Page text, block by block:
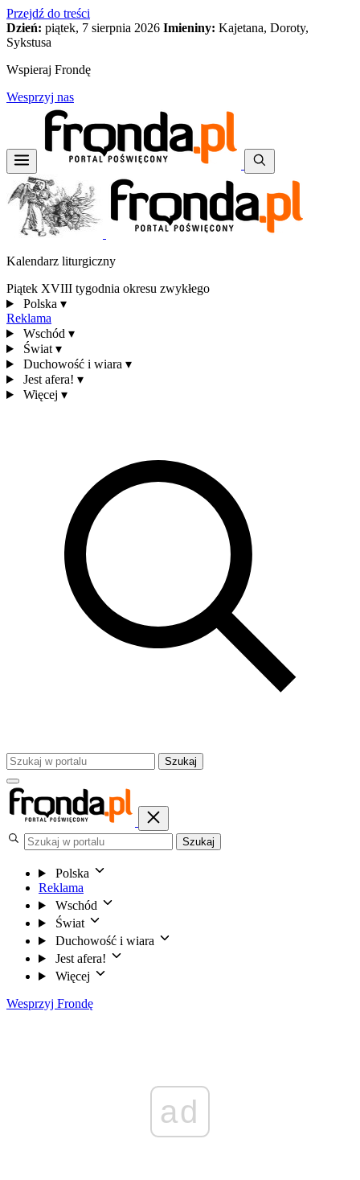
Przejdź do treści
Dzień: piątek, 7 sierpnia 2026 Imieniny: Kajetana, Doroty,
Sykstusa
Wspieraj Frondę
Wesprzyj nas
Kalendarz liturgiczny
Piątek XVIII tygodnia okresu zwykłego
Polska ▾
Reklama
Wschód ▾
Świat ▾
Duchowość i wiara ▾
Jest afera! ▾
Więcej ▾
Szukaj
Szukaj
Polska
Reklama
Wschód
Świat
Duchowość i wiara
Jest afera!
Więcej
Wesprzyj Frondę
ad